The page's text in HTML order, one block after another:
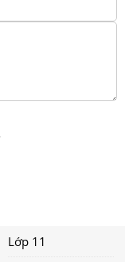
Lớp 11